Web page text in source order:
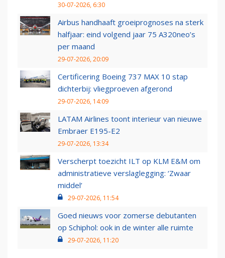
30-07-2026, 6:30
Airbus handhaaft groeiprognoses na sterk
halfjaar: eind volgend jaar 75 A320neo’s
per maand
29-07-2026, 20:09
Certificering Boeing 737 MAX 10 stap
dichterbij: vliegproeven afgerond
29-07-2026, 14:09
LATAM Airlines toont interieur van nieuwe
Embraer E195-E2
29-07-2026, 13:34
Verscherpt toezicht ILT op KLM E&M om
administratieve verslaglegging: ‘Zwaar
middel’
29-07-2026, 11:54
Goed nieuws voor zomerse debutanten
op Schiphol: ook in de winter alle ruimte
29-07-2026, 11:20